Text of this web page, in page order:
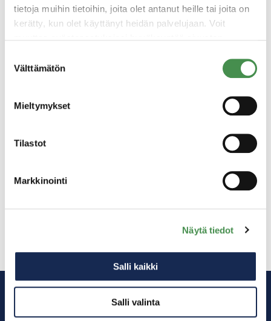
tietoja muihin tietoihin, joita olet antanut heille tai joita on
kerätty, kun olet käyttänyt heidän palvelujaan. Voit
valinta
Välttämätön
Mieltymykset
Tilastot
Markkinointi
Näytä tiedot
Salli kaikki
Salli valinta
Oppilaitosyhteistyö
juttusille, jos tarvitsette esimerkiksi räätälöityä
henkilöstökoulutusta, kotimaista ja
kansainvälistä työvoimaa tai harjoittelijoita, tai
olette kiinnostuneet TKI-yhteistyöstä.
Rekrytointiapu
rekrytointikampanjoita yhdessä
henkilöstöpalveluyritysten kanssa.
Tilaa Teams-esittely